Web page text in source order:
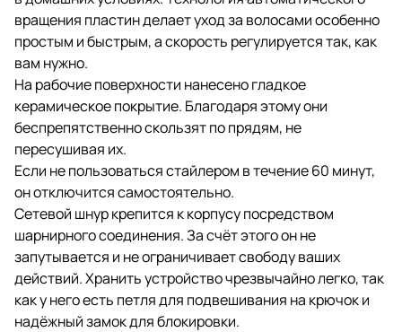
вращения пластин делает уход за волосами особенно
простым и быстрым, а скорость регулируется так, как
вам нужно.
На рабочие поверхности нанесено гладкое
керамическое покрытие. Благодаря этому они
беспрепятственно скользят по прядям, не
пересушивая их.
Если не пользоваться стайлером в течение 60 минут,
он отключится самостоятельно.
Сетевой шнур крепится к корпусу посредством
шарнирного соединения. За счёт этого он не
запутывается и не ограничивает свободу ваших
действий. Хранить устройство чрезвычайно легко, так
как у него есть петля для подвешивания на крючок и
надёжный замок для блокировки.